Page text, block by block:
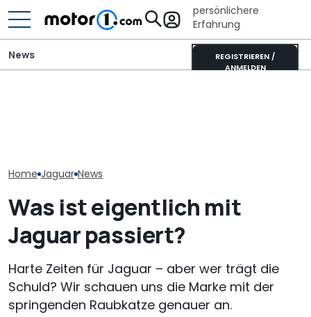
persönlichere
Erfahrung
REGISTRIEREN /
ANMELDEN
News
Home Jaguar News
Was ist eigentlich mit
Jaguar passiert?
Harte Zeiten für Jaguar – aber wer trägt die
Schuld? Wir schauen uns die Marke mit der
springenden Raubkatze genauer an.